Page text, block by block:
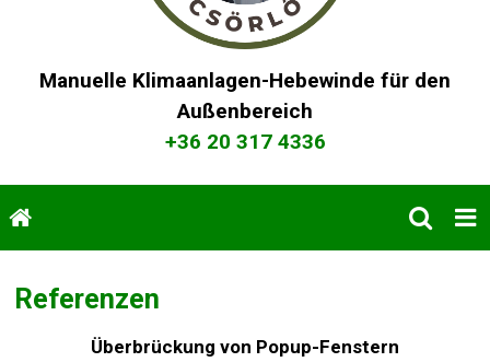
Manuelle Klimaanlagen-Hebewinde für den
Außenbereich
+36 20 317 4336
Referenzen
Überbrückung von Popup-Fenstern